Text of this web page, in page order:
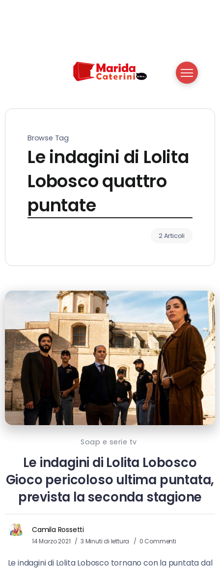
Browse Tag
Le indagini di Lolita
Lobosco quattro
puntate
2 Articoli
Soap e serie tv
Le indagini di Lolita Lobosco
Gioco pericoloso ultima puntata,
prevista la seconda stagione
Camila Rossetti
14 Marzo 2021 3 Minuti di lettura 0 Commenti
Le indagini di Lolita Lobosco tornano con la puntata dal